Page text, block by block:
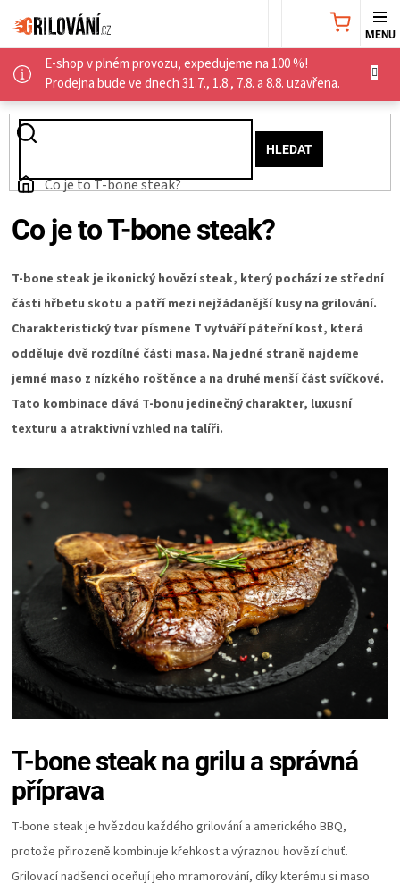
na
obsah
E-shop v plném provozu, expedujeme na 100 %!
Prodejna bude ve dnech 31.7., 1.8., 7.8. a 8.8. uzavřena.
HLEDAT
NÁKUPNÍ
AKČNÍ
NABÍDKA
UDÍRNY
PŘÍSLUŠENSTVÍ
PALIVO
OMÁČKY
NÁDOBÍ
LODGE
VAKUOVAČKY
NA
ZRÁNÍ
MASA
Domů
Co je to T-bone steak?
Co je to T-bone steak?
T-bone steak je ikonický hovězí steak, který pochází ze střední
části hřbetu skotu a patří mezi nejžádanější kusy na grilování.
Charakteristický tvar písmene T vytváří páteřní kost, která
odděluje dvě rozdílné části masa. Na jedné straně najdeme
jemné maso z nízkého roštěnce a na druhé menší část svíčkové.
Tato kombinace dává T-bonu jedinečný charakter, luxusní
texturu a atraktivní vzhled na talíři.
T-bone steak na grilu a správná
příprava
T-bone steak je hvězdou každého grilování a amerického BBQ,
protože přirozeně kombinuje křehkost a výraznou hovězí chuť.
Grilovací nadšenci oceňují jeho mramorování, díky kterému si maso